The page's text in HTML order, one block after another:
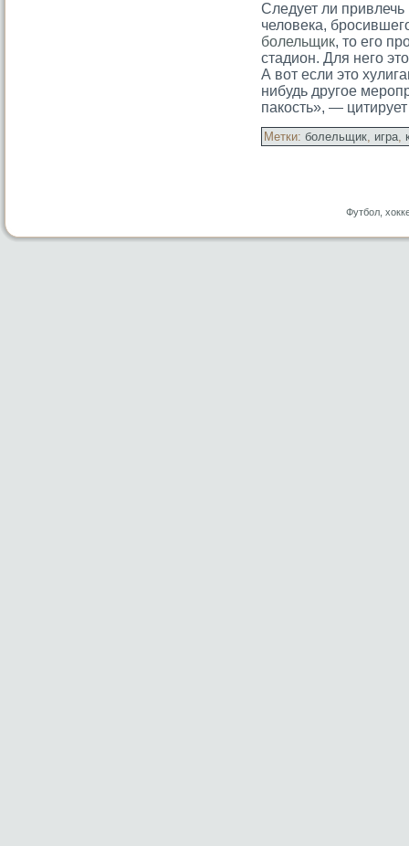
Следует ли привлечь
человека,
болельщик, то его
стадион. Для него
А вот если это
нибудь другое
пакость», —
Метки: болельщик, игра,
Футбол,